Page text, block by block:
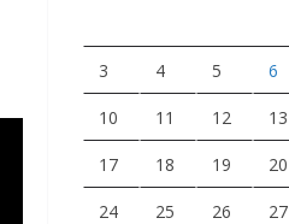
3 4 5 6
10 11 12 13
17 18 19 20
24 25 26 27